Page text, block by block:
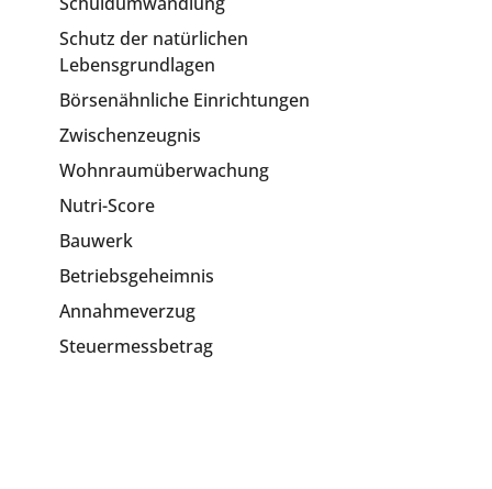
Schutz der natürlichen
Lebensgrundlagen
Börsenähnliche Einrichtungen
Zwischenzeugnis
Wohnraumüberwachung
Nutri-Score
Bauwerk
Betriebsgeheimnis
Annahmeverzug
Steuermessbetrag